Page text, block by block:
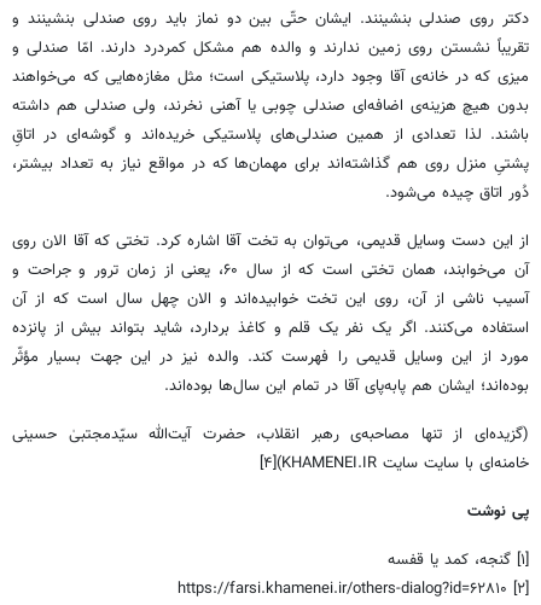
دکتر روی صندلی بنشینند. ایشان حتّی بین دو نماز باید روی صندلی بنشینند و
تقریباً نشستن روی زمین ندارند و والده هم مشکل کمردرد دارند. امّا صندلی‌ و
میزی که در خانه‌ی آقا وجود دارد، پلاستیکی است؛ مثل مغازه‌هایی که می‌خواهند
بدون هیچ هزینه‌ی اضافه‌ای صندلی چوبی یا آهنی نخرند، ولی صندلی هم داشته
باشند. لذا تعدادی از همین صندلی‌های پلاستیکی خریده‌اند و گوشه‌ای در اتاقِ
پشتیِ منزل روی هم گذاشته‌اند برای مهمان‌ها که در مواقع نیاز به تعداد بیشتر،
دُور اتاق چیده می‌شود.
از این دست وسایل قدیمی، می‌توان به تخت آقا اشاره کرد. تختی که آقا الان روی
آن می‌خوابند، همان تختی است که از سال ۶۰، یعنی از زمان ترور و جراحت و
آسیب ناشی از آن، روی این تخت خوابیده‌اند و الان چهل سال است که از آن
استفاده می‌کنند. اگر یک نفر یک قلم و کاغذ بردارد، شاید بتواند بیش از پانزده
مورد از این وسایل قدیمی را فهرست کند. والده نیز در این جهت بسیار مؤثّر
بوده‌اند؛ ایشان هم پابه‌پای آقا در تمام این سال‌ها بوده‌اند.
(گزیده‌ای از تنها مصاحبه‌ی رهبر انقلاب، حضرت آیت‌الله سیّدمجتبیٰ حسینی
خامنه‌ای با سایت سایت KHAMENEI.IR)[۴]
پی نوشت
[۱] گنجه، کمد یا قفسه
[۲] https://farsi.khamenei.ir/others-dialog?id=۶۲۸۱۰